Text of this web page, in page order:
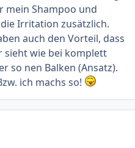
mein Shampoo und
Irritation zusätzlich.
auch den Vorteil, dass
sieht wie bei komplett
so nen Balken (Ansatz).
ich machs so!